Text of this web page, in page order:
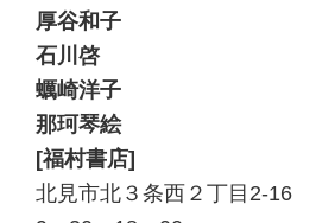
厚谷和子
石川啓
蠣崎洋子
那珂琴絵
[福村書店]
北見市北３条西２丁目2-16